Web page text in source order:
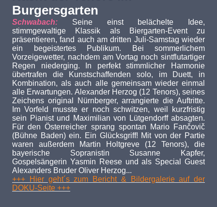
Burgersgarten
Schwabach:
Seine einst belächelte Idee,
stimmgewaltige Klassik als Biergarten-Event zu
präsentieren, fand auch am dritten Juli-Samstag wieder
ein begeistertes Publikum. Bei sommerlichem
Vorzeigewetter, nachdem am Vortag noch sintflutartiger
Regen niederging. In perfekt stimmlicher Harmonie
übertrafen die Kunstschaffenden solo, im Duett, in
Kombination, als auch alle gemeinsam wieder einmal
alle Erwartungen. Alexander Herzog (12 Tenors), seines
Zeichens original Nürnberger, arrangierte die Auftritte.
Im Vorfeld musste er noch schwitzen, weil kurzfristig
sein Pianist und Maximilian von Lütgendorff absagten.
Für den Österreicher sprang spontan Mario Fančovič
(Bühne Baden) ein. Ein Glücksgriff! Mit von der Partie
waren außerdem Martin Holtgreve (12 Tenors), die
bayerische Sopranistin Susanne Kapfer,
Gospelsängerin Yasmin Reese und als Special Guest
Alexanders Bruder Oliver Herzog...
+++ Hier geht´s zum Bericht & Bildergalerie auf der
DOKU-Seite +++